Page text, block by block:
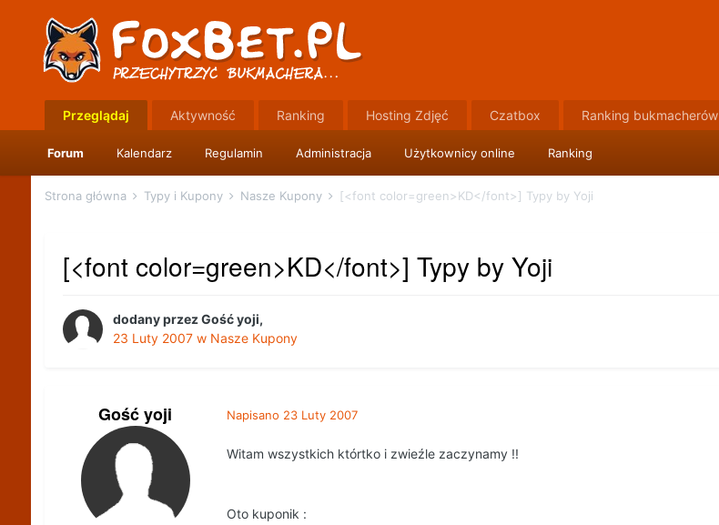
Przeglądaj
Forum Kalendarz Regulamin Administracja Użytkownicy online Ranking
Aktywność Ranking Hosting Zdjęć Czatbox Ranking bukmacherów
Strona główna Typy i Kupony Nasze Kupony [<font color=green>KD</font>] Typy by Yoji
[<font color=green>KD</font>] Typy by Yoji
dodany przezGość yoji,
23 Luty 2007w Nasze Kupony
Gość yoji Napisano 23 Luty 2007
Witam wszystkich którtko i zwieźle zaczynamy !!
Oto kuponik :